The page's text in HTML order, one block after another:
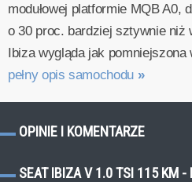
modułowej platformie MQB A0,
o 30 proc. bardziej sztywnie niż
Ibiza wygląda jak pomniejszona
pełny opis samochodu »
OPINIE I KOMENTARZE
SEAT IBIZA V 1.0 TSI 115 KM -